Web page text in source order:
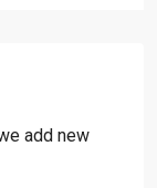
add new